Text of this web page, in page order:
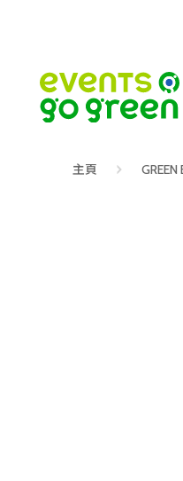
主頁